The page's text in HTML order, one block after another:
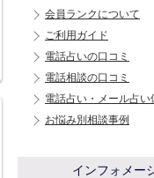
会員ランクについて
ご利用ガイド
電話占いの口コミ
電話相談の口コミ
電話占い・メール占い
お悩み別相談事例
インフォメー